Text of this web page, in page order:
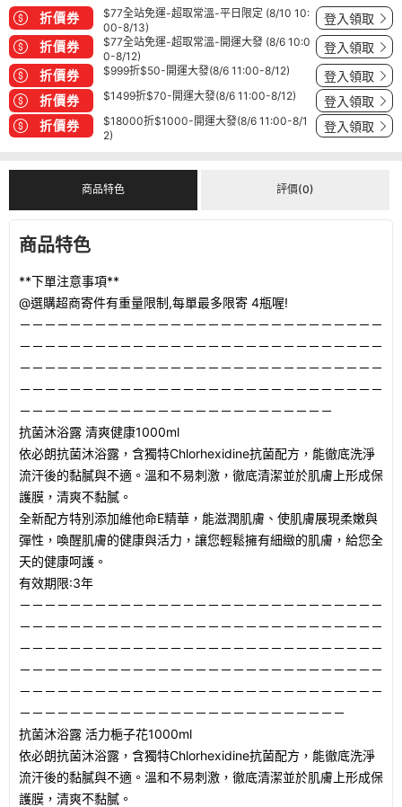
折價券
$77全站免運-超取常溫-平日限定 (8/10 10:
00-8/13)
登入領取
折價券
$77全站免運-超取常溫-開運大發 (8/6 10:0
0-8/12)
登入領取
折價券 $999折$50-開運大發(8/6 11:00-8/12) 登入領取
折價券 $1499折$70-開運大發(8/6 11:00-8/12) 登入領取
折價券
$18000折$1000-開運大發(8/6 11:00-8/1
2)
登入領取
商品特色 評價(0)
商品特色
**下單注意事項**
@選購超商寄件有重量限制,每單最多限寄 4瓶喔!
－－－－－－－－－－－－－－－－－－－－－－－－－－－－－
－－－－－－－－－－－－－－－－－－－－－－－－－－－－－
－－－－－－－－－－－－－－－－－－－－－－－－－－－－－
－－－－－－－－－－－－－－－－－－－－－－－－－－－－－
－－－－－－－－－－－－－－－－－－－－－－－－－
抗菌沐浴露 清爽健康1000ml
依必朗抗菌沐浴露，含獨特Chlorhexidine抗菌配方，能徹底洗淨
流汗後的黏膩與不適。溫和不易刺激，徹底清潔並於肌膚上形成保
護膜，清爽不黏膩。
全新配方特別添加維他命E精華，能滋潤肌膚、使肌膚展現柔嫩與
彈性，喚醒肌膚的健康與活力，讓您輕鬆擁有細緻的肌膚，給您全
天的健康呵護。
有效期限:3年
－－－－－－－－－－－－－－－－－－－－－－－－－－－－－
－－－－－－－－－－－－－－－－－－－－－－－－－－－－－
－－－－－－－－－－－－－－－－－－－－－－－－－－－－－
－－－－－－－－－－－－－－－－－－－－－－－－－－－－－
－－－－－－－－－－－－－－－－－－－－－－－－－－－－－
－－－－－－－－－－－－－－－－－－－－－－－－－－
抗菌沐浴露 活力梔子花1000ml
依必朗抗菌沐浴露，含獨特Chlorhexidine抗菌配方，能徹底洗淨
流汗後的黏膩與不適。溫和不易刺激，徹底清潔並於肌膚上形成保
護膜，清爽不黏膩。